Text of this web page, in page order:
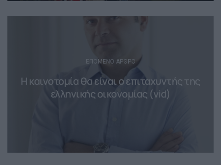
ΕΠΌΜΕΝΟ ΆΡΘΡΟ
H καινοτομία θα είναι ο επιταχυντής της
ελληνικής οικονομίας (vid)